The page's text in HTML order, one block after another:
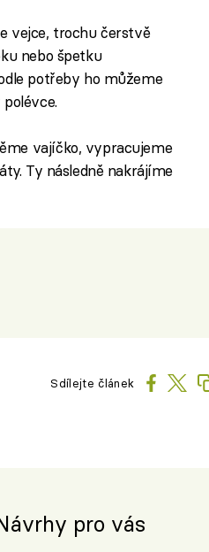
vejce, trochu čerstvě
nebo špetku
potřeby ho můžeme
vajíčko, vypracujeme
Ty následně nakrájíme
Sdílejte článek
pro vás